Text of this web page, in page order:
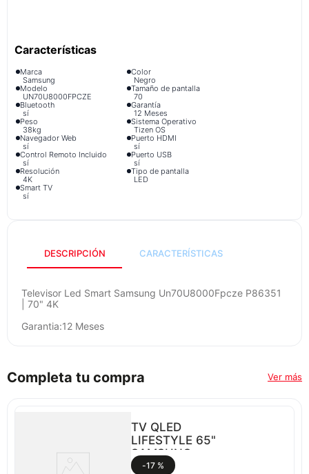
Marca
Samsung
Color
Negro
Modelo
UN70U8000FPCZE
Tamaño de pantalla
70
Bluetooth
sí
Garantía
12 Meses
Peso
38kg
Sistema Operativo
Tizen OS
Navegador Web
sí
Puerto HDMI
sí
Control Remoto Incluido
sí
Puerto USB
sí
Resolución
4K
Tipo de pantalla
LED
Smart TV
sí
DESCRIPCIÓN CARACTERÍSTICAS
Televisor Led Smart Samsung Un70U8000Fpcze P86351
| 70" 4K
Garantia:12 Meses
Completa tu compra Ver más
TV QLED
LIFESTYLE 65"
SAMSUNG
QN65LS03HEPXPA
-17 %